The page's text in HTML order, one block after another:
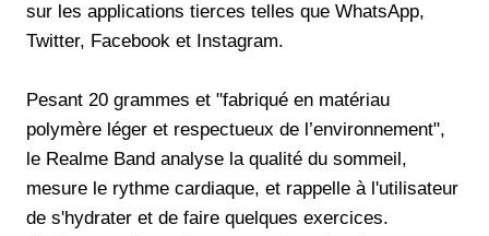
sur les applications tierces telles que WhatsApp,
Twitter, Facebook et Instagram.
Pesant 20 grammes et "fabriqué en matériau
polymère léger et respectueux de l’environnement",
le Realme Band analyse la qualité du sommeil,
mesure le rythme cardiaque, et rappelle à l'utilisateur
de s'hydrater et de faire quelques exercices.